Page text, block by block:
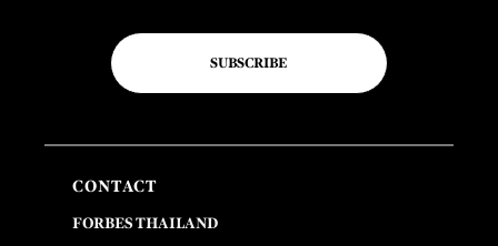
SUBSCRIBE
CONTACT
FORBES THAILAND